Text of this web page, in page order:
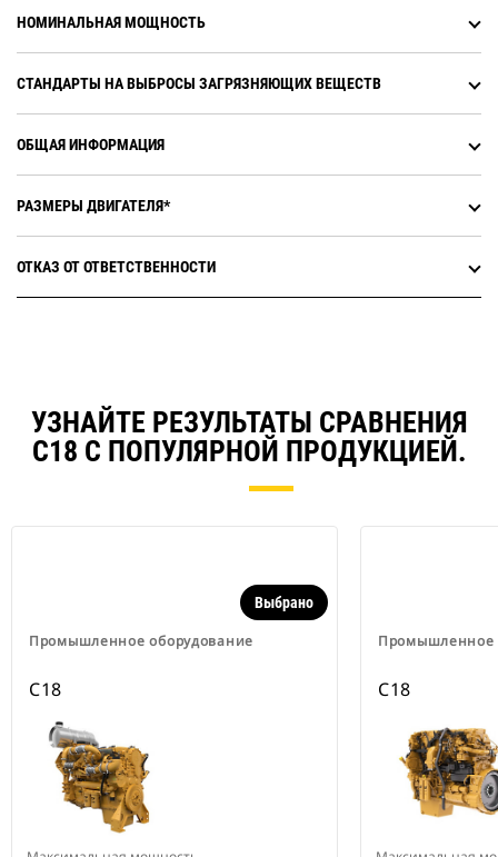
НОМИНАЛЬНАЯ МОЩНОСТЬ
СТАНДАРТЫ НА ВЫБРОСЫ ЗАГРЯЗНЯЮЩИХ ВЕЩЕСТВ
ОБЩАЯ ИНФОРМАЦИЯ
РАЗМЕРЫ ДВИГАТЕЛЯ*
ОТКАЗ ОТ ОТВЕТСТВЕННОСТИ
УЗНАЙТЕ РЕЗУЛЬТАТЫ СРАВНЕНИЯ
C18 С ПОПУЛЯРНОЙ ПРОДУКЦИЕЙ.
Промышленное оборудование
Выбрано
C18
Промышленное
C18